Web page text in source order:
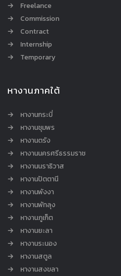
Freelance
Commission
Contract
Internship
Temporary
หางานภาคใต้
หางานกระบี่
หางานชุมพร
หางานตรัง
หางานนครศรีธรรมราช
หางานนราธิวาส
หางานปัตตานี
หางานพังงา
หางานพัทลุง
หางานภูเก็ต
หางานยะลา
หางานระนอง
หางานสตูล
หางานสงขลา